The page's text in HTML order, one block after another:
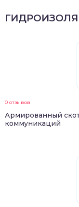
0 отзывов
Армированный
коммуникаций